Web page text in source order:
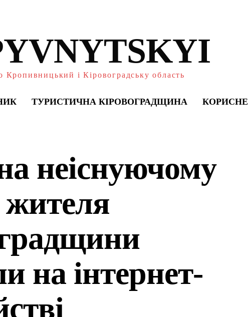
Кропивницький і Кіровоградську область
ТУРИСТИЧНА КІРОВОГРАДЩИНА КОРИСНЕ
неіснуючому
жителя
на інтернет-